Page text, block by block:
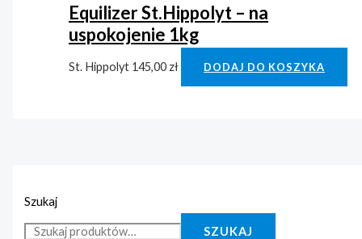
Szukaj
SZUKAJ
Equilizer St.Hippolyt – na
uspokojenie 1kg
St. Hippolyt 145,00 zł DODAJ DO KOSZYKA